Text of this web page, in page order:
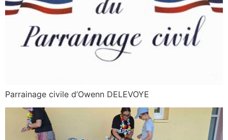
Parrainage civile d’Owenn DELEVOYE